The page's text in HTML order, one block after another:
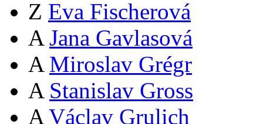
Z Eva Fischerová
A Jana Gavlasová
A Miroslav Grégr
A Stanislav Gross
A Václav Grulich